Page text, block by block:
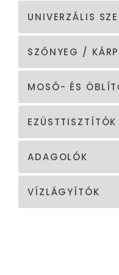
UNIVERZÁLIS
SZŐNYEG /
MOSÓ- ÉS
EZÜSTTISZTÍTÓK
ADAGOLÓK
VÍZLÁGYÍTÓK